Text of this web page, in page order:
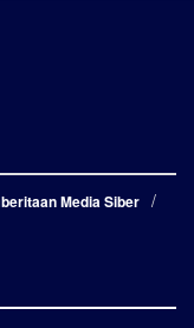
Media Siber